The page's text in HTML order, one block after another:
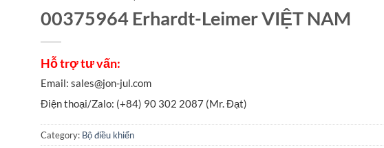
00375964 Erhardt-Leimer VIỆT NAM
Category: Bộ điều khiển